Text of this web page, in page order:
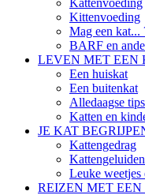
Kattenvoeding
Kittenvoeding
Mag een kat...
BARF en
LEVEN MET EEN
Een huiskat
Een buitenkat
Alledaagse tips
Katten en
JE KAT
Kattengedrag
Leuke weetjes
REIZEN MET